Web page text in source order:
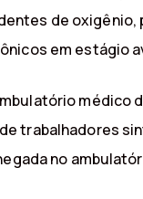
de
em estágio
trabalhadores
no